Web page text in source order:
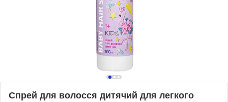
Спрей для волосся дитячий для легкого